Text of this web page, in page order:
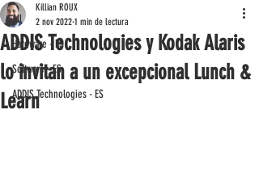
All
Hardware - ES
Software - ES
ADDIS Technologies - ES
ADDIS Technologies y Kodak Alaris
lo invitan a un excepcional Lunch &
Learn
Killian ROUX
2 nov 2022 1 min de lectura